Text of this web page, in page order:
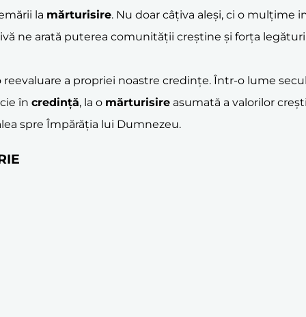
la mărturisire. Nu doar câțiva aleși, ci o mulțime
ne arată puterea comunității creștine și forța
reevaluare a propriei noastre credințe. Într-o lume
în credință, la o mărturisire asumată a valorilor
spre Împărăția lui Dumnezeu.